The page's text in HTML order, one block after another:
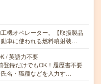
機オペレーター。【取扱製品
車に使われる燃料噴射装…
/ 英語力不要
録だけでもOK！履歴書不要
名・職種などを入力す…